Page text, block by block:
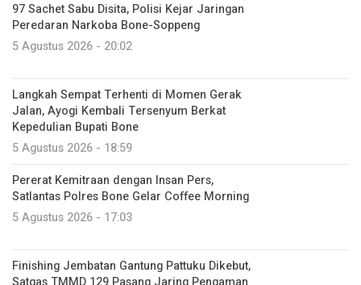
97 Sachet Sabu Disita, Polisi Kejar Jaringan
Peredaran Narkoba Bone-Soppeng
5 Agustus 2026 - 20:02
Langkah Sempat Terhenti di Momen Gerak
Jalan, Ayogi Kembali Tersenyum Berkat
Kepedulian Bupati Bone
5 Agustus 2026 - 18:59
Pererat Kemitraan dengan Insan Pers,
Satlantas Polres Bone Gelar Coffee Morning
5 Agustus 2026 - 17:03
Finishing Jembatan Gantung Pattuku Dikebut,